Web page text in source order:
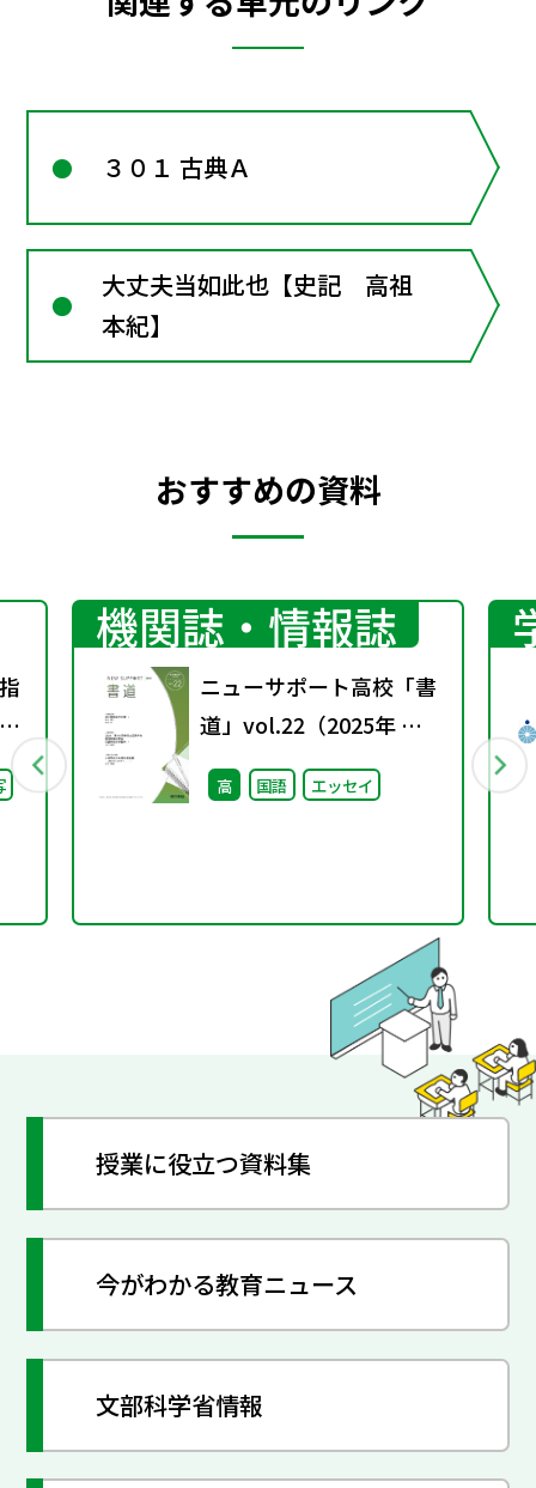
３０１ 古典Ａ
大丈夫当如此也【史記 高祖
本紀】
おすすめの資料
機関誌・情報誌
ニューサポート高校「書
道」vol.22（2025年 春
号）
高 国語 エッセイ
授業に役立つ資料集
今がわかる教育ニュース
文部科学省情報